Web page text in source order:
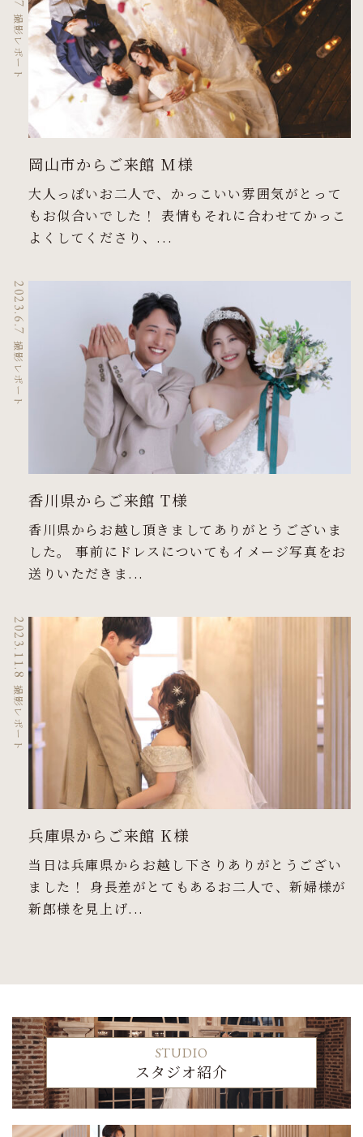
岡山市からご来館 M様
撮影レポート
大人っぽいお二人で、かっこいい雰囲気がとって
もお似合いでした！ 表情もそれに合わせてかっこ
よくしてくださり、...
香川県からご来館 T様
2023.6.7
撮影レポート
香川県からお越し頂きましてありがとうございま
した。 事前にドレスについてもイメージ写真をお
送りいただきま...
兵庫県からご来館 K様
2023.11.8
撮影レポート
当日は兵庫県からお越し下さりありがとうござい
ました！ 身長差がとてもあるお二人で、新婦様が
新郎様を見上げ...
STUDIO
スタジオ紹介